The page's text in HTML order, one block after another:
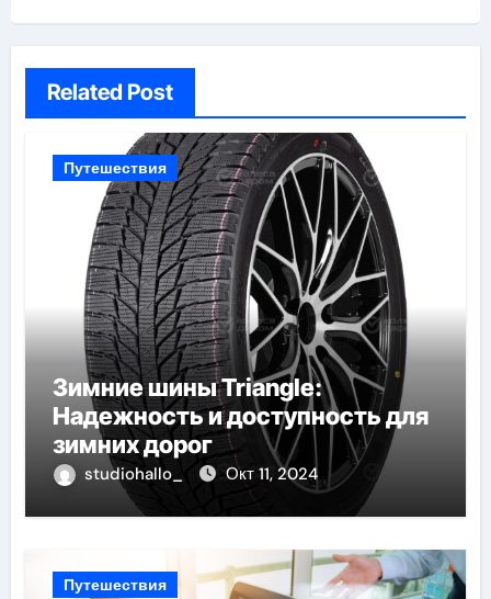
Related Post
Путешествия
Зимние шины Triangle:
Надежность и доступность для
зимних дорог
studiohallo_ Окт 11, 2024
Путешествия